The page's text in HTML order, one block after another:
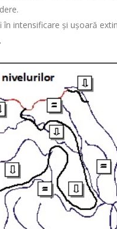
intensificare și ușoară